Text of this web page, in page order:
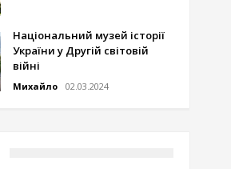
Національний музей історії
України у Другій світовій
війні
Михайло 02.03.2024